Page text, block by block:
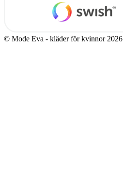
© Mode Eva - kläder för kvinnor 2026